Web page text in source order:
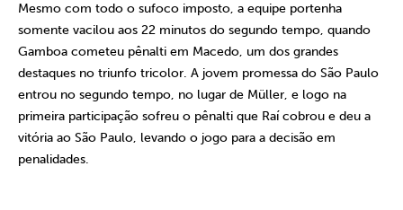
Mesmo com todo o sufoco imposto, a equipe portenha
somente vacilou aos 22 minutos do segundo tempo, quando
Gamboa cometeu pênalti em Macedo, um dos grandes
destaques no triunfo tricolor. A jovem promessa do São Paulo
entrou no segundo tempo, no lugar de Müller, e logo na
primeira participação sofreu o pênalti que Raí cobrou e deu a
vitória ao São Paulo, levando o jogo para a decisão em
penalidades.